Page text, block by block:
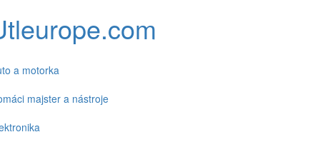
a motorka
majster a nástroje